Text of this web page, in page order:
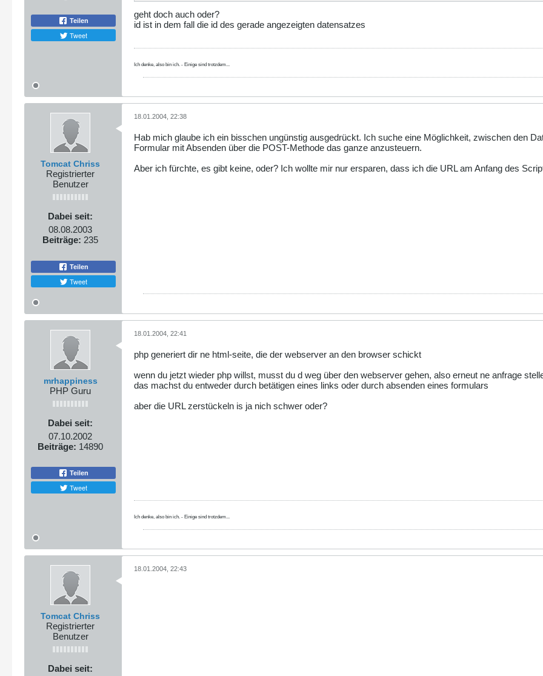
Teilen
Tweet
geht doch auch oder?
id ist in dem fall die id des gerade angezeigten datensatzes
Ich denke, also bin ich. - Einige sind trotzdem...
Tomcat Chriss
Registrierter
Benutzer
Dabei seit:
08.08.2003
Beiträge: 235
Teilen
Tweet
18.01.2004, 22:38
Hab mich glaube ich ein bisschen ungünstig ausgedrückt. Ich suche eine Möglichkeit, zwischen den
Formular mit Absenden über die POST-Methode das ganze anzusteuern.
Aber ich fürchte, es gibt keine, oder? Ich wollte mir nur ersparen, dass ich die URL am Anfang des
mrhappiness
PHP Guru
Dabei seit:
07.10.2002
Beiträge: 14890
Teilen
Tweet
18.01.2004, 22:41
php generiert dir ne html-seite, die der webserver an den browser schickt
wenn du jetzt wieder php willst, musst du d weg über den webserver gehen, also erneut ne anfrage
das machst du entweder durch betätigen eines links oder durch absenden eines formulars
aber die URL zerstückeln is ja nich schwer oder?
Ich denke, also bin ich. - Einige sind trotzdem...
Tomcat Chriss
Registrierter
Benutzer
Dabei seit:
18.01.2004, 22:43